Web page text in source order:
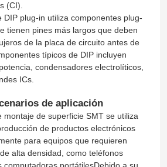
(CI).
DIP plug-in utiliza componentes plug-
tienen pines más largos que deben
de la placa de circuito antes de
típicos de DIP incluyen
condensadores electrolíticos,
ICs.
de aplicación
montaje de superficie SMT se utiliza
de productos electrónicos
para equipos que requieren
alta densidad, como teléfonos